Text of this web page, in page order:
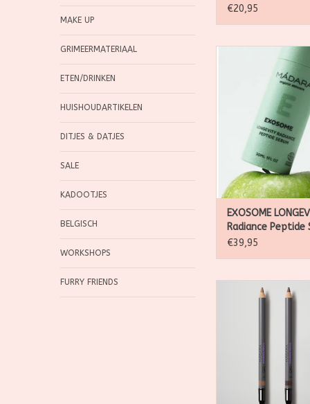
MAKE UP
GRIMEERMATERIAAL
ETEN/DRINKEN
HUISHOUDARTIKELEN
DITJES & DATJES
SALE
KADOOTJES
BELGISCH
WORKSHOPS
FURRY FRIENDS
€20,95
MÁDARA EXOSOME
Serum met
peptiden en
stralenere, stevigere
natuurlijk,
dierproefvrij.
TOEVOEGEN AAN
EXOSOME
Radiance Peptide
30ml
€39,95
Dit
wenkbrauwpotlood
gedefinieerde en
Natuurlijke minerale
zorgen voor
overeenkomen met
natuurlijke